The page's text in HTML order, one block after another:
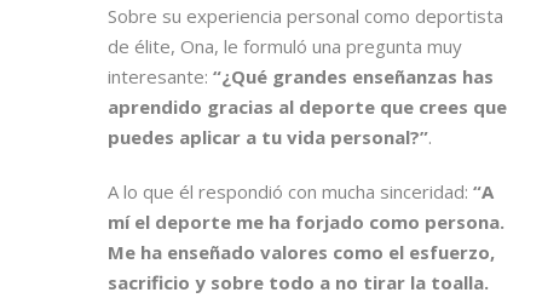
Sobre su experiencia personal como deportista
de élite, Ona, le formuló una pregunta muy
interesante: “¿Qué grandes enseñanzas has
aprendido gracias al deporte que crees que
puedes aplicar a tu vida personal?”.
A lo que él respondió con mucha sinceridad: “A
mí el deporte me ha forjado como persona.
Me ha enseñado valores como el esfuerzo,
sacrificio y sobre todo a no tirar la toalla.